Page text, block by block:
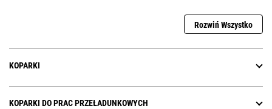
Rozwiń Wszystko
KOPARKI
KOPARKI DO PRAC PRZEŁADUNKOWYCH